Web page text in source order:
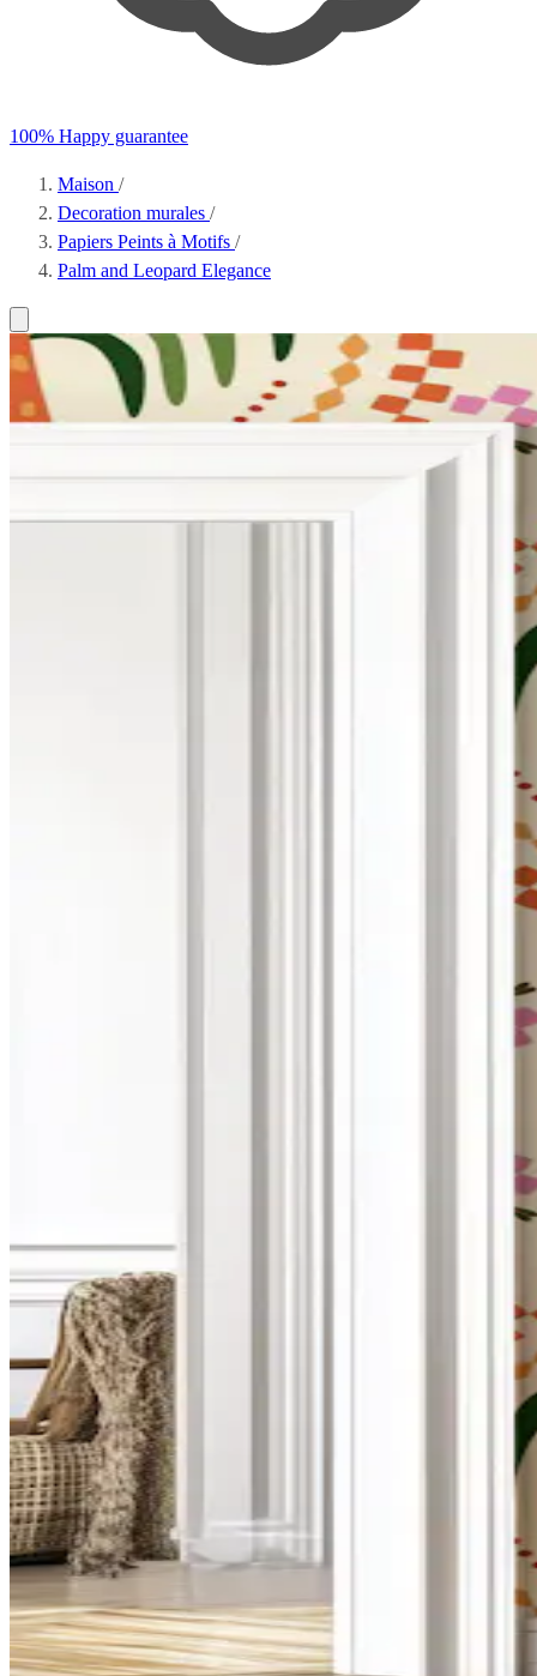
100% Happy guarantee
Maison /
Decoration murales /
Papiers Peints à Motifs /
Palm and Leopard Elegance